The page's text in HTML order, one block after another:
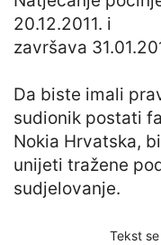
20.12.2011. i
završava
Da biste imali
sudionik postati
Nokia Hrvatska,
unijeti tražene
sudjelovanje.
Tekst